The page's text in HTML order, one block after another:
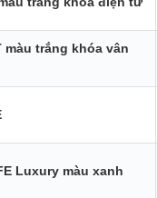
màu trắng khóa vân
Luxury màu xanh